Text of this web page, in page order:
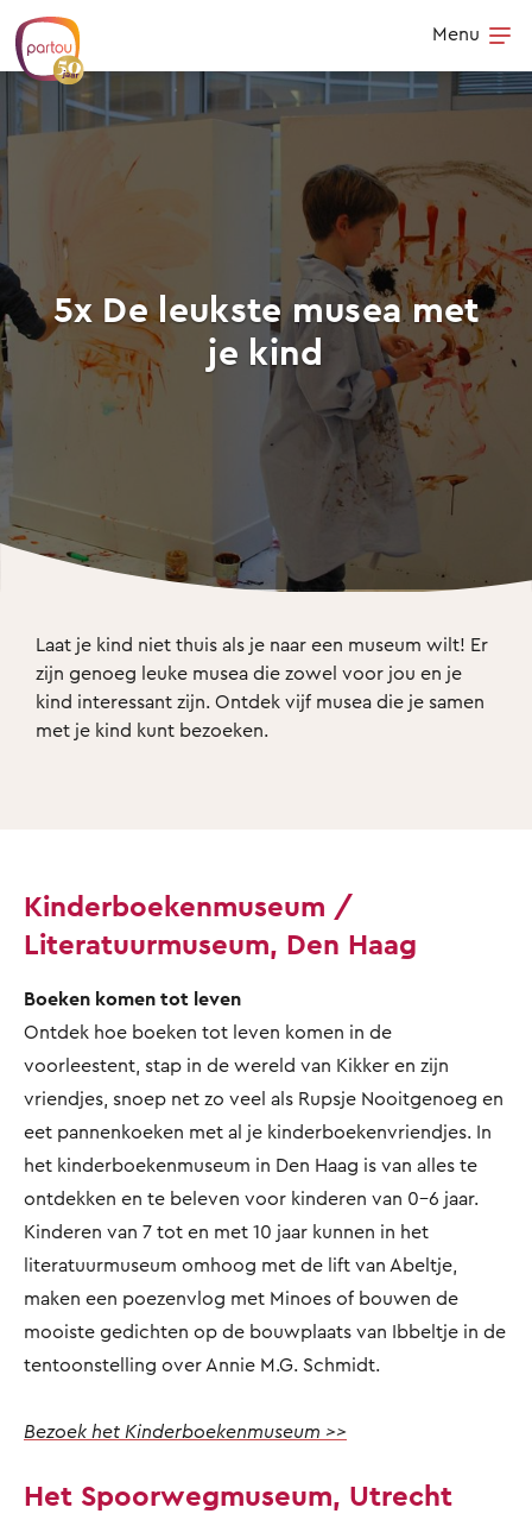
Skip to content
Menu
5x De leukste musea met
je kind
Laat je kind niet thuis als je naar een museum wilt! Er
zijn genoeg leuke musea die zowel voor jou en je
kind interessant zijn. Ontdek vijf musea die je samen
met je kind kunt bezoeken.
Kinderboekenmuseum /
Literatuurmuseum, Den Haag
Boeken komen tot leven
Ontdek hoe boeken tot leven komen in de
voorleestent, stap in de wereld van Kikker en zijn
vriendjes, snoep net zo veel als Rupsje Nooitgenoeg en
eet pannenkoeken met al je kinderboekenvriendjes. In
het kinderboekenmuseum in Den Haag is van alles te
ontdekken en te beleven voor kinderen van 0-6 jaar.
Kinderen van 7 tot en met 10 jaar kunnen in het
literatuurmuseum omhoog met de lift van Abeltje,
maken een poezenvlog met Minoes of bouwen de
mooiste gedichten op de bouwplaats van Ibbeltje in de
tentoonstelling over Annie M.G. Schmidt.
Bezoek het Kinderboekenmuseum >>
Het Spoorwegmuseum, Utrecht